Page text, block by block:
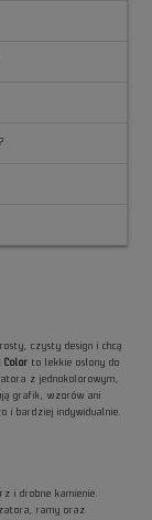
czysty design i chcą
Color to lekkie osłony do
z jednokolorowym,
grafik, wzorów ani
i bardziej indywidualnie.
i drobne kamienie.
ramy oraz